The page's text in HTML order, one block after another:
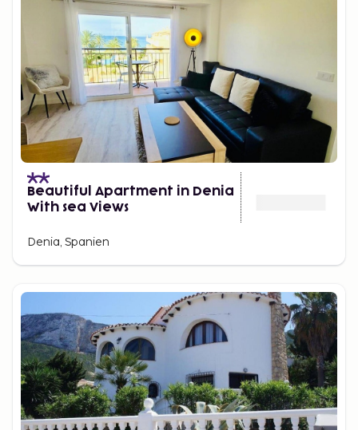
Beautiful Apartment in Denia
With sea Views
Denia, Spanien